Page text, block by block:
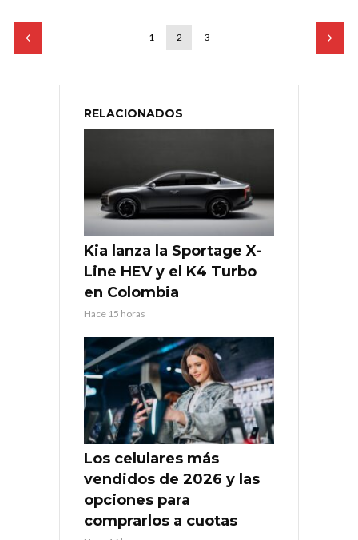
1 2 3
RELACIONADOS
Kia lanza la Sportage X-
Line HEV y el K4 Turbo
en Colombia
Hace 15 horas
Los celulares más
vendidos de 2026 y las
opciones para
comprarlos a cuotas